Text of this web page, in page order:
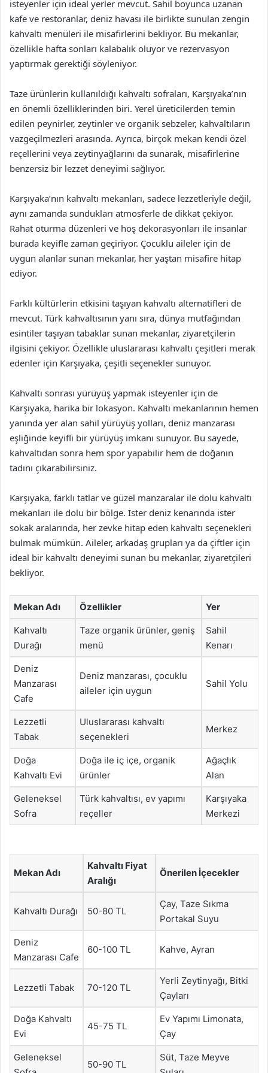
isteyenler için ideal yerler mevcut. Sahil boyunca uzanan
kafe ve restoranlar, deniz havası ile birlikte sunulan zengin
kahvaltı menüleri ile misafirlerini bekliyor. Bu mekanlar,
özellikle hafta sonları kalabalık oluyor ve rezervasyon
yaptırmak gerektiği söyleniyor.
Taze ürünlerin kullanıldığı kahvaltı sofraları, Karşıyaka’nın
en önemli özelliklerinden biri. Yerel üreticilerden temin
edilen peynirler, zeytinler ve organik sebzeler, kahvaltıların
vazgeçilmezleri arasında. Ayrıca, birçok mekan kendi özel
reçellerini veya zeytinyağlarını da sunarak, misafirlerine
benzersiz bir lezzet deneyimi sağlıyor.
Karşıyaka’nın kahvaltı mekanları, sadece lezzetleriyle değil,
aynı zamanda sundukları atmosferle de dikkat çekiyor.
Rahat oturma düzenleri ve hoş dekorasyonları ile insanlar
burada keyifle zaman geçiriyor. Çocuklu aileler için de
uygun alanlar sunan mekanlar, her yaştan misafire hitap
ediyor.
Farklı kültürlerin etkisini taşıyan kahvaltı alternatifleri de
mevcut. Türk kahvaltısının yanı sıra, dünya mutfağından
esintiler taşıyan tabaklar sunan mekanlar, ziyaretçilerin
ilgisini çekiyor. Özellikle uluslararası kahvaltı çeşitleri merak
edenler için Karşıyaka, çeşitli seçenekler sunuyor.
Kahvaltı sonrası yürüyüş yapmak isteyenler için de
Karşıyaka, harika bir lokasyon. Kahvaltı mekanlarının hemen
yanında yer alan sahil yürüyüş yolları, deniz manzarası
eşliğinde keyifli bir yürüyüş imkanı sunuyor. Bu sayede,
kahvaltıdan sonra hem spor yapabilir hem de doğanın
tadını çıkarabilirsiniz.
Karşıyaka, farklı tatlar ve güzel manzaralar ile dolu kahvaltı
mekanları ile dolu bir bölge. İster deniz kenarında ister
sokak aralarında, her zevke hitap eden kahvaltı seçenekleri
bulmak mümkün. Aileler, arkadaş grupları ya da çiftler için
ideal bir kahvaltı deneyimi sunan bu mekanlar, ziyaretçileri
bekliyor.
Mekan Adı Özellikler Yer
Kahvaltı
Durağı
Taze organik ürünler, geniş
menü
Sahil
Kenarı
Deniz
Manzarası
Cafe
Deniz manzarası, çocuklu
aileler için uygun
Sahil Yolu
Lezzetli
Tabak
Uluslararası kahvaltı
seçenekleri
Merkez
Doğa
Kahvaltı Evi
Doğa ile iç içe, organik
ürünler
Ağaçlık
Alan
Geleneksel
Sofra
Türk kahvaltısı, ev yapımı
reçeller
Karşıyaka
Merkezi
Mekan Adı
Kahvaltı Fiyat
Aralığı
Önerilen İçecekler
Kahvaltı Durağı 50-80 TL
Çay, Taze Sıkma
Portakal Suyu
Deniz
Manzarası Cafe
60-100 TL Kahve, Ayran
Lezzetli Tabak 70-120 TL
Yerli Zeytinyağı, Bitki
Çayları
Doğa Kahvaltı
Evi
45-75 TL
Ev Yapımı Limonata,
Çay
Geleneksel
50-90 TL
Süt, Taze Meyve